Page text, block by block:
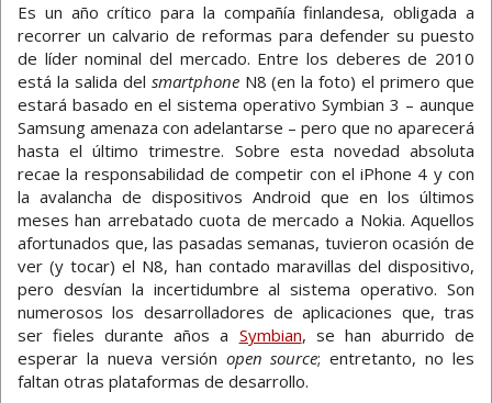
Es un año crítico para la compañía finlandesa, obligada a
recorrer un calvario de reformas para defender su puesto
de líder nominal del mercado. Entre los deberes de 2010
está la salida del smartphoneN8 (en la foto) el primero que
estará basado en el sistema operativo Symbian 3 – aunque
Samsung amenaza con adelantarse – pero que no aparecerá
hasta el último trimestre. Sobre esta novedad absoluta
recae la responsabilidad de competir con el iPhone 4 y con
la avalancha de dispositivos Android que en los últimos
meses han arrebatado cuota de mercado a Nokia. Aquellos
afortunados que, las pasadas semanas, tuvieron ocasión de
ver (y tocar) el N8, han contado maravillas del dispositivo,
pero desvían la incertidumbre al sistema operativo. Son
numerosos los desarrolladores de aplicaciones que, tras
ser fieles durante años a Symbian, se han aburrido de
esperar la nueva versión open source; entretanto, no les
faltan otras plataformas de desarrollo.